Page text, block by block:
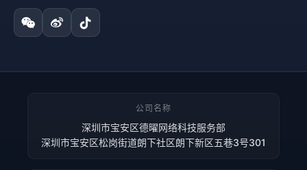
公司名称
深圳市宝安区德曜网络科技服务部
深圳市宝安区松岗街道朗下社区朗下新区五巷3号301